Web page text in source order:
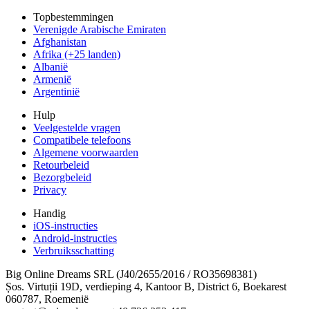
Topbestemmingen
Verenigde Arabische Emiraten
Afghanistan
Afrika (+25 landen)
Albanië
Armenië
Argentinië
Hulp
Veelgestelde vragen
Compatibele telefoons
Algemene voorwaarden
Retourbeleid
Bezorgbeleid
Privacy
Handig
iOS-instructies
Android-instructies
Verbruiksschatting
Big Online Dreams SRL (J40/2655/2016 / RO35698381)
Șos. Virtuții 19D, verdieping 4, Kantoor B, District 6, Boekarest
060787, Roemenië